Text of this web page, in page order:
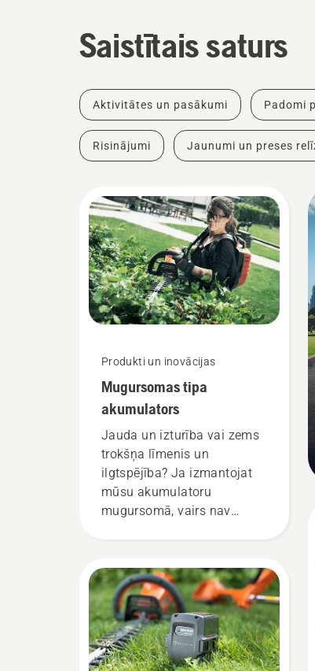
Saistītais saturs
Aktivitātes un pasākumi Padomi
Risinājumi Jaunumi un preses
Produkti un inovācijas
Mugursomas tipa
akumulators
Jauda un izturība vai zems
trokšņa līmenis un
ilgtspējība? Ja izmantojat
mūsu akumulatoru
mugursomā, vairs nav
pavisam jauns akumulatoru
izstrādājumu līmenis,”
stāsta Johans Svenungs
(Johan Svennung),
Husqvarna elektrisko un ar
akumulatoru darbināmo